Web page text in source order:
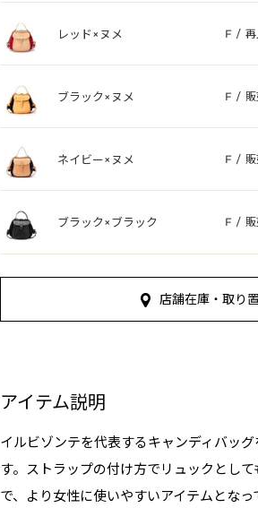
レッド×ヌメ F /
ブラック×ヌメ F /
ネイビー×ヌメ F /
ブラック×ブラック F /
店舗在庫・取り
アイテム説明
イルビゾンテを代表するキャンディバッ
す。ストラップの付け方でリュックとし
で、より女性に使いやすいアイテムとなっ